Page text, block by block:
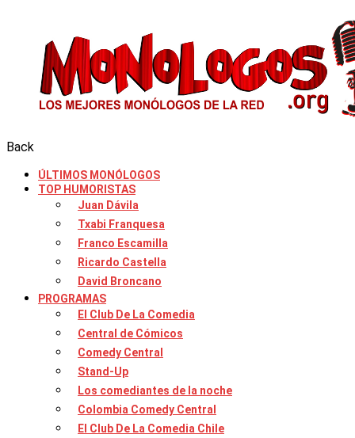
Back
ÚLTIMOS MONÓLOGOS
TOP HUMORISTAS
Juan Dávila
Txabi Franquesa
Franco Escamilla
Ricardo Castella
David Broncano
PROGRAMAS
El Club De La Comedia
Central de Cómicos
Comedy Central
Stand-Up
Los comediantes de la noche
Colombia Comedy Central
El Club De La Comedia Chile